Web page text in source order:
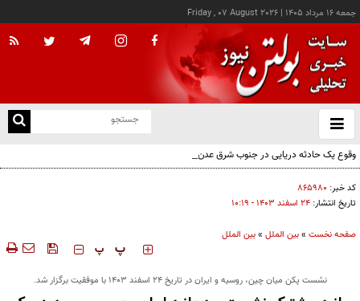
جمعه ۱۶ مرداد ۱۴۰۵ |
Friday , 07 August 2026
باز
و
وقوع یک حادثه دریایی در جنوب شرق عدن
کد خبر: ۸۶۵۹۸۰
تاریخ انتشار: ۲۴ اسفند ۱۴۰۳ - ۱۰:۱۹
صفحه نخست »بین الملل »بین الملل
‍‍‍ پ پ
نشست پکن میان چین، روسیه و ایران در تاریخ ۲۴ اسفند ۱۴۰۳ با موفقیت برگزار شد.